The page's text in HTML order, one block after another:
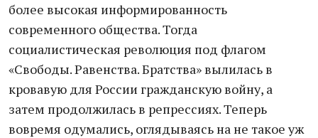
более высокая информированность
современного общества. Тогда
социалистическая революция под флагом
«Свободы. Равенства. Братства» вылилась в
кровавую для России гражданскую войну, а
затем продолжилась в репрессиях. Теперь
вовремя одумались, оглядываясь на не такое уж